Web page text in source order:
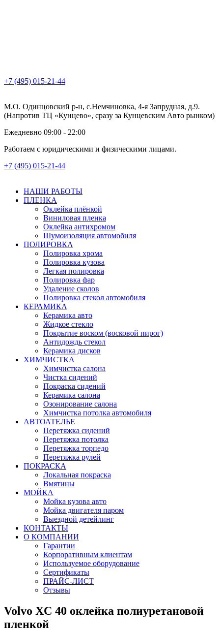
+7 (495) 015-21-44
М.О. Одинцовский р-н, с.Немчиновка, 4-я Запрудная, д.9.
(Напротив ТЦ «Кунцево», сразу за Кунцевским Авто рынком)
Ежедневно 09:00 - 22:00
Работаем с юридическими и физическими лицами.
+7 (495) 015-21-44
НАШИ РАБОТЫ
ПЛЕНКА
Оклейка плёнкой
Виниловая пленка
Оклейка антихромом
Шумоизоляция автомобиля
ПОЛИРОВКА
Полировка хрома
Полировка кузова
Легкая полировка
Полировка фар
Удаление сколов
Полировка стекол автомобиля
КЕРАМИКА
Керамика авто
Жидкое стекло
Покрытие воском (восковой пирог)
Антидождь стекол
Керамика дисков
ХИМЧИСТКА
Химчистка салона
Чистка сидений
Покраска сидений
Керамика салона
Озонирование салона
Химчистка потолка автомобиля
АВТОАТЕЛЬЕ
Перетяжка сидений
Перетяжка потолка
Перетяжка торпедо
Перетяжка рулей
ПОКРАСКА
Локальная покраска
Вмятины
МОЙКА
Мойка кузова авто
Мойка двигателя паром
Выездной детейлинг
КОНТАКТЫ
О КОМПАНИИ
Гарантии
Корпоративным клиентам
Используемое оборудование
Сертификаты
ПРАЙС-ЛИСТ
Отзывы
Volvo XC 40 оклейка полиуретановой
пленкой